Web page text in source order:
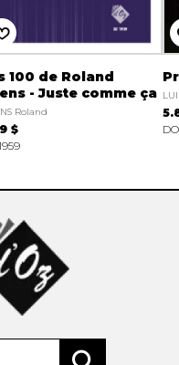
100 de Roland
- Juste comme ça
Roland
$